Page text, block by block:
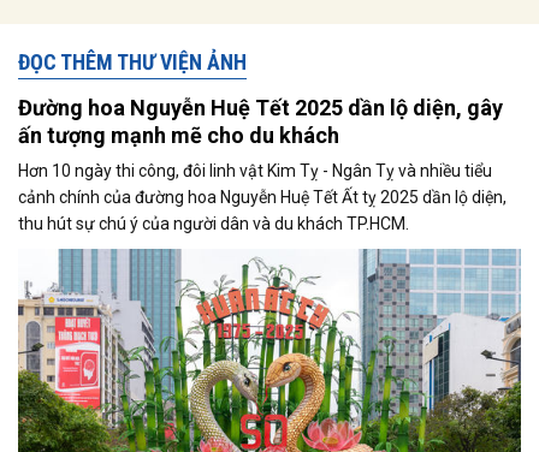
ĐỌC THÊM THƯ VIỆN ẢNH
Đường hoa Nguyễn Huệ Tết 2025 dần lộ diện, gây
ấn tượng mạnh mẽ cho du khách
Hơn 10 ngày thi công, đôi linh vật Kim Tỵ - Ngân Tỵ và nhiều tiểu
cảnh chính của đường hoa Nguyễn Huệ Tết Ất tỵ 2025 dần lộ diện,
thu hút sự chú ý của người dân và du khách TP.HCM.